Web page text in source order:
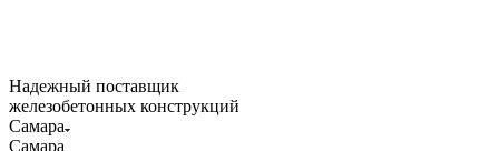
Надежный поставщик
железобетонных конструкций
Самара
Самара